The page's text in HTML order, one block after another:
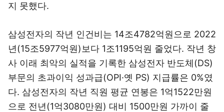
지 못했다.
삼성전자의 작년 인건비는 14조4782억원으로 2022
년(15조5977억원)보다 1조1195억원 줄었다. 작년 창
사 이래 최악의 실적을 기록한 삼성전자 반도체(DS)
부문의 초과이익 성과급(OPI·옛 PS) 지급률은 0%였
다. 삼성전자의 작년 직원 평균 연봉은 1억1522만원
으로 전년(1억3080만원) 대비 1500만원 가까이 줄